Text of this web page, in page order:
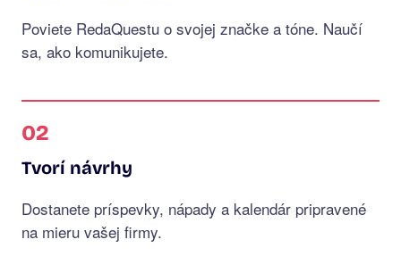
Poviete RedaQuestu o svojej značke a tóne. Naučí
sa, ako komunikujete.
02
Tvorí návrhy
Dostanete príspevky, nápady a kalendár pripravené
na mieru vašej firmy.